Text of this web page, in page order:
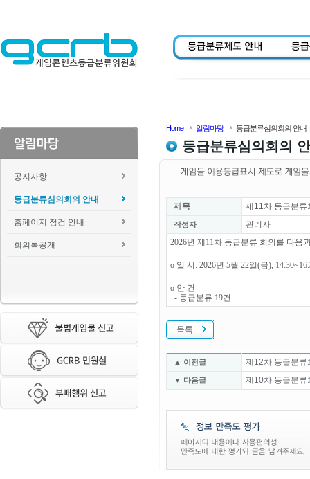
공지사항
등급분류심의회의 안내
홈페이지 점검 안내
회의록공개
Home 알림마당 등급분류심의회의 안내
등급분류심의회의
제목 제11차 등급분류
작성자
관리자
2026년 제11차 등급분류 회의를 다음
o 일 시: 2026년 5월 22일(금),
o 안 건
- 등급분류 19건
목록
▲ 이전글 제12차 등급분류
▼ 다음글 제10차 등급분류